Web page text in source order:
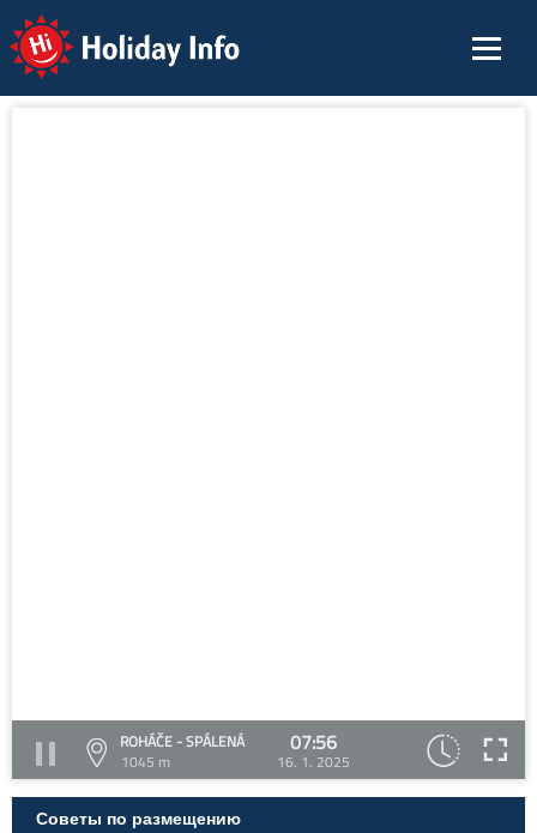
Holiday Info
ROHÁČE - SPÁLENÁ
1045 m
07:56
16. 1. 2025
Советы по размещению